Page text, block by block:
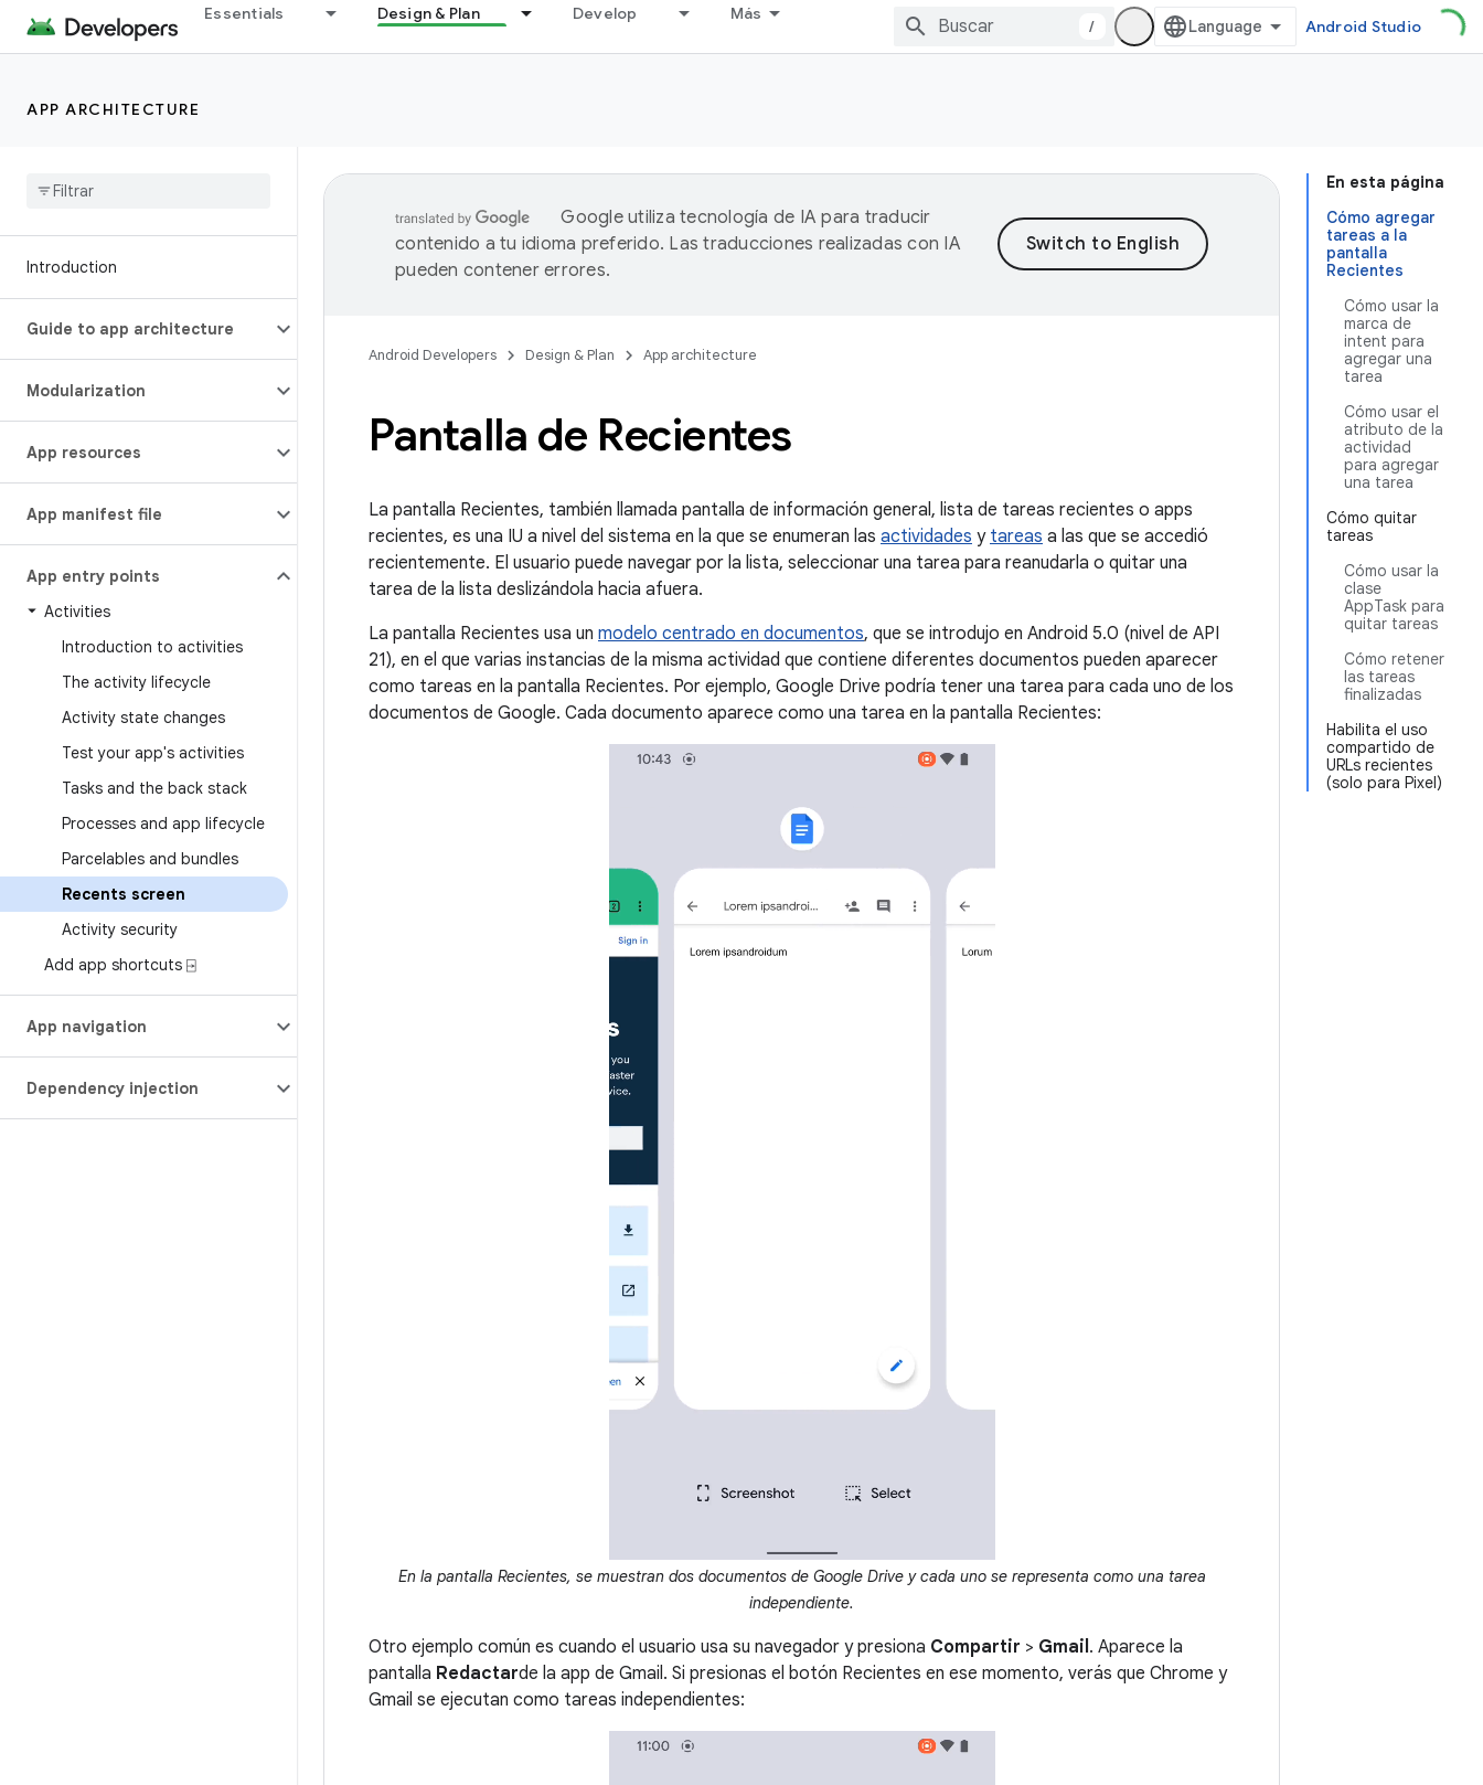
Essentials Design & Plan Develop Más
/ Android Studio
APP ARCHITECTURE
Introduction
Guide to app architecture
Modularization
App resources
App manifest file
App entry points
Activities
Introduction to activities
The activity lifecycle
Activity state changes
Test your app's activities
Tasks and the back stack
Processes and app lifecycle
Parcelables and bundles
Recents screen
Activity security
Add app shortcuts ⍈
App navigation
Dependency injection
En esta página
Cómo agregar
tareas a la
pantalla
Recientes
Cómo usar la
marca de
intent para
agregar una
tarea
Cómo usar el
atributo de la
actividad
para agregar
una tarea
Cómo quitar
tareas
Cómo usar la
clase
AppTask para
quitar tareas
Cómo retener
las tareas
finalizadas
Habilita el uso
compartido de
URLs recientes
(solo para Pixel)
Google utiliza tecnología de IA para traducir
contenido a tu idioma preferido. Las traducciones realizadas con IA
pueden contener errores.
Android Developers Design & Plan App architecture
Pantalla de Recientes
La pantalla Recientes, también llamada pantalla de información general, lista de tareas recientes o apps
recientes, es una IU a nivel del sistema en la que se enumeran las actividades y tareas a las que se accedió
recientemente. El usuario puede navegar por la lista, seleccionar una tarea para reanudarla o quitar una
tarea de la lista deslizándola hacia afuera.
La pantalla Recientes usa un modelo centrado en documentos, que se introdujo en Android 5.0 (nivel de API
21), en el que varias instancias de la misma actividad que contiene diferentes documentos pueden aparecer
como tareas en la pantalla Recientes. Por ejemplo, Google Drive podría tener una tarea para cada uno de los
documentos de Google. Cada documento aparece como una tarea en la pantalla Recientes:
En la pantalla Recientes, se muestran dos documentos de Google Drive y cada uno se representa como una tarea
independiente.
Otro ejemplo común es cuando el usuario usa su navegador y presiona Compartir > Gmail . Aparece la
pantalla Redactarde la app de Gmail. Si presionas el botón Recientes en ese momento, verás que Chrome y
Gmail se ejecutan como tareas independientes: